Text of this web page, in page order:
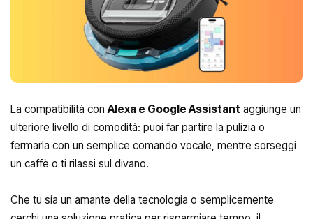
La compatibilità conAlexa e Google Assistant aggiunge un
ulteriore livello di comodità: puoi far partire la pulizia o
fermarla con un semplice comando vocale, mentre sorseggi
un caffè o ti rilassi sul divano.
Che tu sia un amante della tecnologia o semplicemente